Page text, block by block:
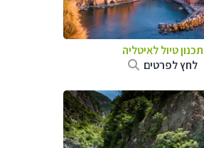
תכנון טיול לאיטליה
לחץ לפרטים